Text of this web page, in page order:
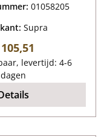
01058205
Supra
prijs:
levertijd: 4-6
dagen